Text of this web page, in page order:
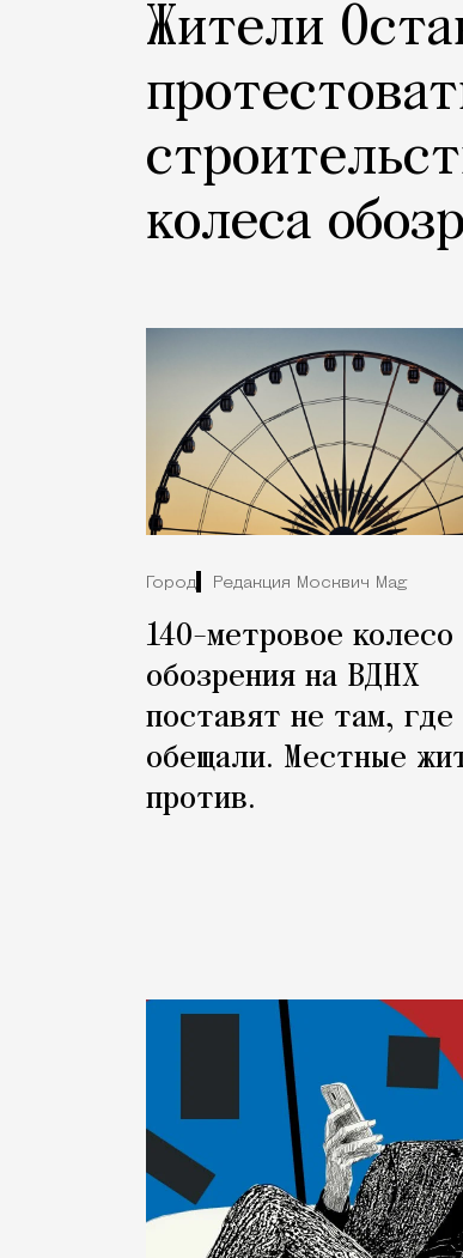
Жители
колеса
Город Редакция Москвич Mag
140-метровое колесо
обозрения на ВДНХ
поставят не там, где
обещали. Местные
против.